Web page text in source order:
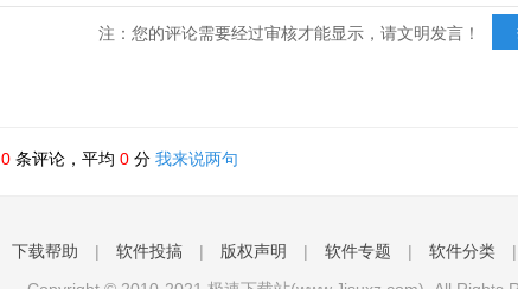
注：您的评论需要经过审核才能显示，请文明发言！
0 条评论，平均 0 分 我来说两句
下载帮助 | 软件投搞 | 版权声明 | 软件专题 | 软件分类 |